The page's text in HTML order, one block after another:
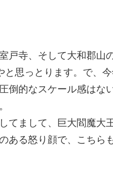
戸寺、そして大和郡山
思っとります。で、
倒的なスケール感はな
てまして、巨大閻魔大
ある怒り顔で、こち